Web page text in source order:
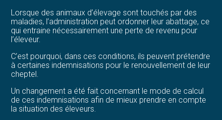
Lorsque des animaux d’élevage sont touchés par des
maladies, l’administration peut ordonner leur abattage, ce
qui entraine nécessairement une perte de revenu pour
l’éleveur.
C’est pourquoi, dans ces conditions, ils peuvent prétendre
à certaines indemnisations pour le renouvellement de leur
cheptel.
Un changement a été fait concernant le mode de calcul
de ces indemnisations afin de mieux prendre en compte
la situation des éleveurs.